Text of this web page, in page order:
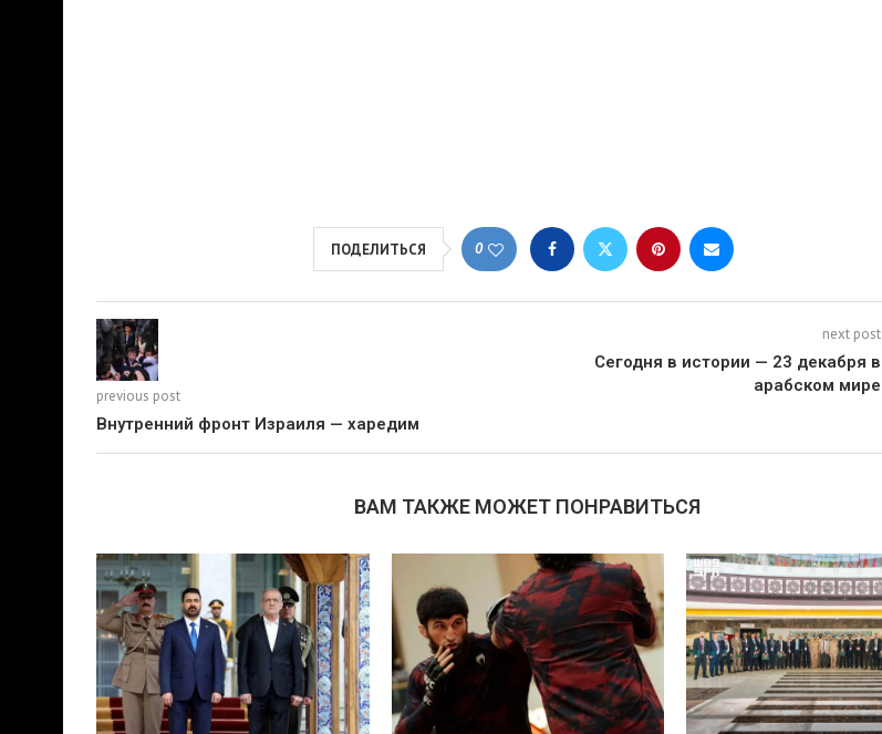
ПОДЕЛИТЬСЯ 0
previous post
Внутренний фронт Израиля — харедим
next post
Сегодня в истории — 23 декабря в
арабском мире
ВАМ ТАКЖЕ МОЖЕТ ПОНРАВИТЬСЯ